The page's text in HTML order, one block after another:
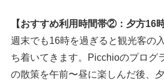
【おすすめ利用時間帯②：夕方16時
週末でも16時を過ぎると観光客の
ち着いてきます。Picchioのプログ
の散策を午前〜昼に楽しんだ後、